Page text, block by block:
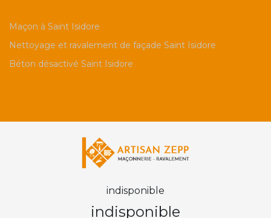
Maçon à Saint Isidore
Nettoyage et ravalement de façade Saint Isidore
Béton désactivé Saint Isidore
indisponible
indisponible